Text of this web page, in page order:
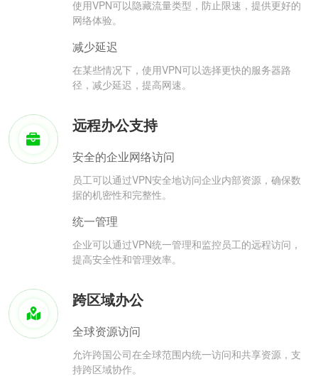
使用VPN可以隐藏流量类型，防止限速，提供更好的
网络体验。
减少延迟
在某些情况下，使用VPN可以选择更快的服务器路
径，减少延迟，提高网速。
远程办公支持
安全的企业网络访问
员工可以通过VPN安全地访问企业内部资源，确保数
据的机密性和完整性。
统一管理
企业可以通过VPN统一管理和监控员工的远程访问，
提高安全性和管理效率。
跨区域办公
全球资源访问
允许跨国公司在全球范围内统一访问和共享资源，支
持跨区域协作。